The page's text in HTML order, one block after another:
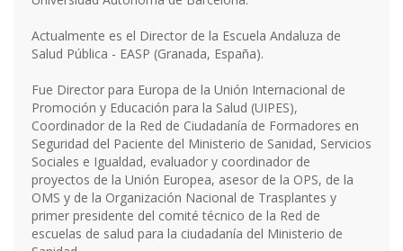
Actualmente es el Director de la Escuela Andaluza de
Salud Pública - EASP (Granada, España).
Fue Director para Europa de la Unión Internacional de
Promoción y Educación para la Salud (UIPES),
Coordinador de la Red de Ciudadanía de Formadores en
Seguridad del Paciente del Ministerio de Sanidad, Servicios
Sociales e Igualdad, evaluador y coordinador de
proyectos de la Unión Europea, asesor de la OPS, de la
OMS y de la Organización Nacional de Trasplantes y
primer presidente del comité técnico de la Red de
escuelas de salud para la ciudadanía del Ministerio de